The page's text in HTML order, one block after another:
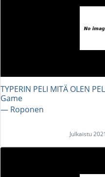
TYPERIN PELI MITÄ OLEN
Game
― Roponen
Julkaistu